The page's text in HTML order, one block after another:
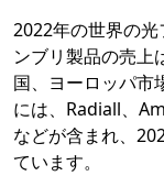
2022年の世界の
ンブリ製品の売上
国、ヨーロッパ市
には、Radiall、
などが含まれ、
ています。